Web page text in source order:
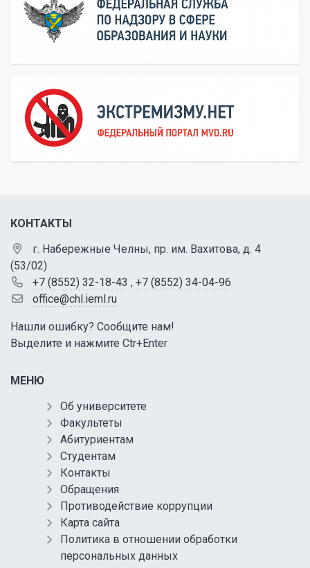
КОНТАКТЫ
г. Набережные Челны, пр. им. Вахитова, д. 4
(53/02)
+7 (8552) 32-18-43 , +7 (8552) 34-04-96
office@chl.ieml.ru
Нашли ошибку? Сообщите нам!
Выделите и нажмите Ctr+Enter
МЕНЮ
Об университете
Факультеты
Абитуриентам
Студентам
Контакты
Обращения
Противодействие коррупции
Карта сайта
Политика в отношении обработки
персональных данных